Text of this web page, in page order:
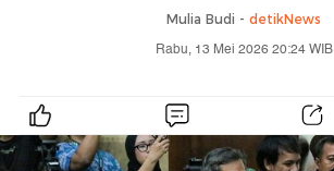
Mulia Budi - detikNews
Rabu, 13 Mei 2026 20:24 WIB